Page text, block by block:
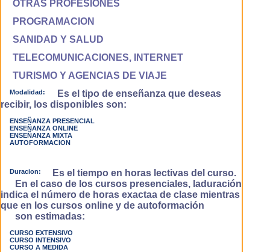
OTRAS PROFESIONES
PROGRAMACION
SANIDAD Y SALUD
TELECOMUNICACIONES, INTERNET
TURISMO Y AGENCIAS DE VIAJE
Modalidad:
Es el tipo de enseñanza que deseas
recibir, los disponibles son:
ENSEÑANZA PRESENCIAL
ENSEÑANZA ONLINE
ENSEÑANZA MIXTA
AUTOFORMACION
Duracion:
Es el tiempo en horas lectivas del curso.
En el caso de los cursos presenciales, laduración
indica el número de horas exactaa de clase mientras
que en los cursos online y de autoformación
son estimadas:
CURSO EXTENSIVO
CURSO INTENSIVO
CURSO A MEDIDA